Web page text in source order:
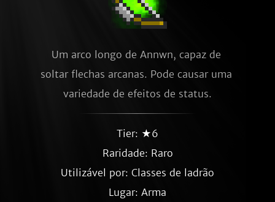
Um arco longo de Annwn, capaz de
soltar flechas arcanas. Pode causar uma
variedade de efeitos de status.
Tier: ★6
Raridade: Raro
Utilizável por: Classes de ladrão
Lugar: Arma